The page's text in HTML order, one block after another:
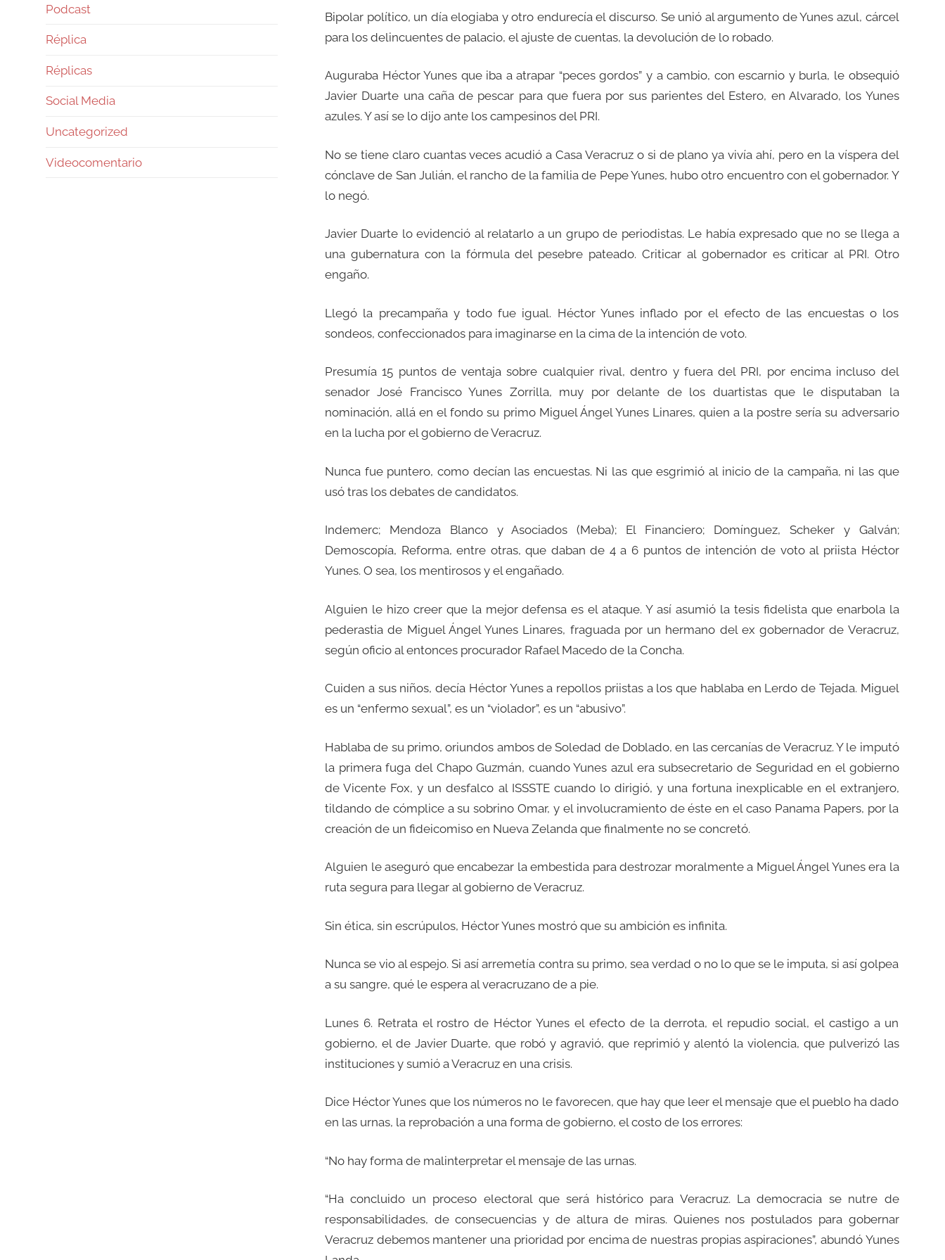
Bipolar político, un día elogiaba y otro endurecía el discurso. Se unió al argumento de Yunes azul, cárcel
para los delincuentes de palacio, el ajuste de cuentas, la devolución de lo robado.
Auguraba Héctor Yunes que iba a atrapar “peces gordos” y a cambio, con escarnio y burla, le obsequió
Javier Duarte una caña de pescar para que fuera por sus parientes del Estero, en Alvarado, los Yunes
azules. Y así se lo dijo ante los campesinos del PRI.
No se tiene claro cuantas veces acudió a Casa Veracruz o si de plano ya vivía ahí, pero en la víspera del
cónclave de San Julián, el rancho de la familia de Pepe Yunes, hubo otro encuentro con el gobernador. Y
lo negó.
Javier Duarte lo evidenció al relatarlo a un grupo de periodistas. Le había expresado que no se llega a
una gubernatura con la fórmula del pesebre pateado. Criticar al gobernador es criticar al PRI. Otro
engaño.
Llegó la precampaña y todo fue igual. Héctor Yunes inflado por el efecto de las encuestas o los
sondeos, confeccionados para imaginarse en la cima de la intención de voto.
Presumía 15 puntos de ventaja sobre cualquier rival, dentro y fuera del PRI, por encima incluso del
senador José Francisco Yunes Zorrilla, muy por delante de los duartistas que le disputaban la
nominación, allá en el fondo su primo Miguel Ángel Yunes Linares, quien a la postre sería su adversario
en la lucha por el gobierno de Veracruz.
Nunca fue puntero, como decían las encuestas. Ni las que esgrimió al inicio de la campaña, ni las que
usó tras los debates de candidatos.
Indemerc; Mendoza Blanco y Asociados (Meba); El Financiero; Domínguez, Scheker y Galván;
Demoscopía, Reforma, entre otras, que daban de 4 a 6 puntos de intención de voto al priista Héctor
Yunes. O sea, los mentirosos y el engañado.
Alguien le hizo creer que la mejor defensa es el ataque. Y así asumió la tesis fidelista que enarbola la
pederastia de Miguel Ángel Yunes Linares, fraguada por un hermano del ex gobernador de Veracruz,
según oficio al entonces procurador Rafael Macedo de la Concha.
Cuiden a sus niños, decía Héctor Yunes a repollos priistas a los que hablaba en Lerdo de Tejada. Miguel
es un “enfermo sexual”, es un “violador”, es un “abusivo”.
Hablaba de su primo, oriundos ambos de Soledad de Doblado, en las cercanías de Veracruz. Y le imputó
la primera fuga del Chapo Guzmán, cuando Yunes azul era subsecretario de Seguridad en el gobierno
de Vicente Fox, y un desfalco al ISSSTE cuando lo dirigió, y una fortuna inexplicable en el extranjero,
tildando de cómplice a su sobrino Omar, y el involucramiento de éste en el caso Panama Papers, por la
creación de un fideicomiso en Nueva Zelanda que finalmente no se concretó.
Alguien le aseguró que encabezar la embestida para destrozar moralmente a Miguel Ángel Yunes era la
ruta segura para llegar al gobierno de Veracruz.
Sin ética, sin escrúpulos, Héctor Yunes mostró que su ambición es infinita.
Nunca se vio al espejo. Si así arremetía contra su primo, sea verdad o no lo que se le imputa, si así golpea
a su sangre, qué le espera al veracruzano de a pie.
Lunes 6. Retrata el rostro de Héctor Yunes el efecto de la derrota, el repudio social, el castigo a un
gobierno, el de Javier Duarte, que robó y agravió, que reprimió y alentó la violencia, que pulverizó las
instituciones y sumió a Veracruz en una crisis.
Dice Héctor Yunes que los números no le favorecen, que hay que leer el mensaje que el pueblo ha dado
en las urnas, la reprobación a una forma de gobierno, el costo de los errores:
“No hay forma de malinterpretar el mensaje de las urnas.
“Ha concluido un proceso electoral que será histórico para Veracruz. La democracia se nutre de
responsabilidades, de consecuencias y de altura de miras. Quienes nos postulados para gobernar
Veracruz debemos mantener una prioridad por encima de nuestras propias aspiraciones”, abundó Yunes
Podcast
Réplica
Réplicas
Social Media
Uncategorized
Videocomentario